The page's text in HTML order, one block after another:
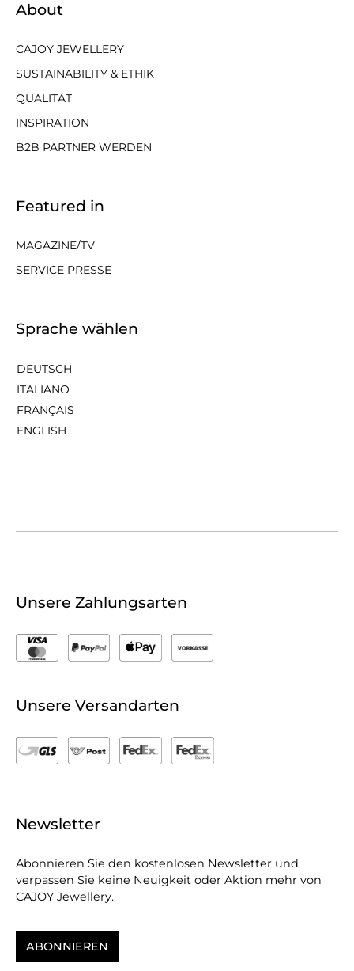
About
CAJOY JEWELLERY
SUSTAINABILITY & ETHIK
QUALITÄT
INSPIRATION
B2B PARTNER WERDEN
Featured in
MAGAZINE/TV
SERVICE PRESSE
Sprache wählen
DEUTSCH
ITALIANO
FRANÇAIS
ENGLISH
Unsere Zahlungsarten
Unsere Versandarten
Newsletter
Abonnieren Sie den kostenlosen Newsletter und
verpassen Sie keine Neuigkeit oder Aktion mehr von
CAJOY Jewellery.
ABONNIEREN